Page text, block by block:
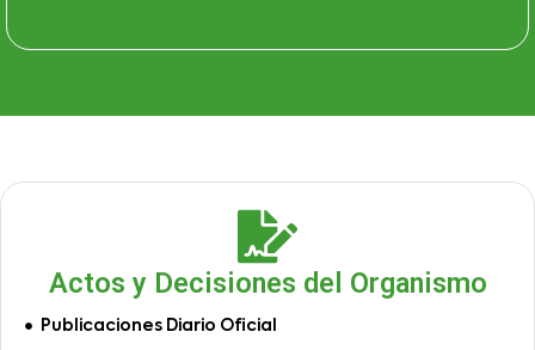
Actos y Decisiones del Organismo
Publicaciones Diario Oficial